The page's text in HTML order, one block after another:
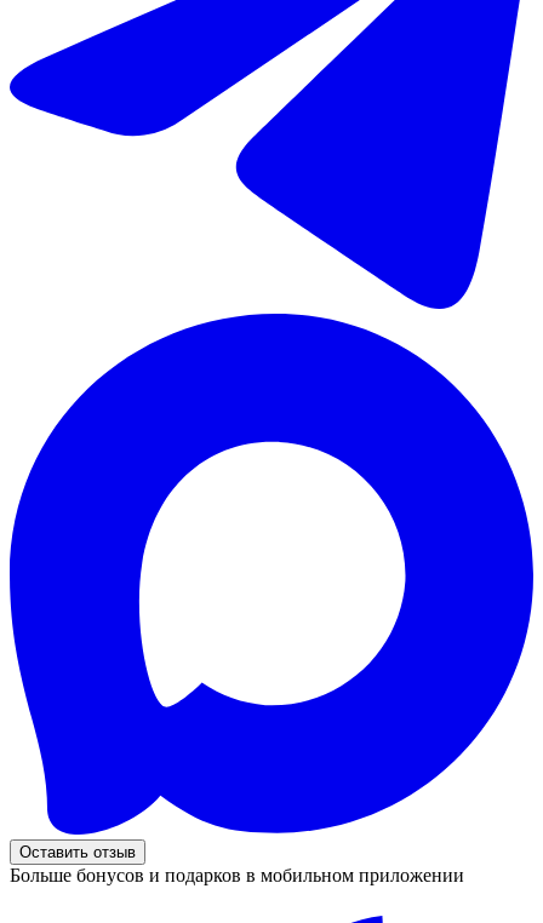
Оставить отзыв
Больше бонусов и подарков в мобильном приложении